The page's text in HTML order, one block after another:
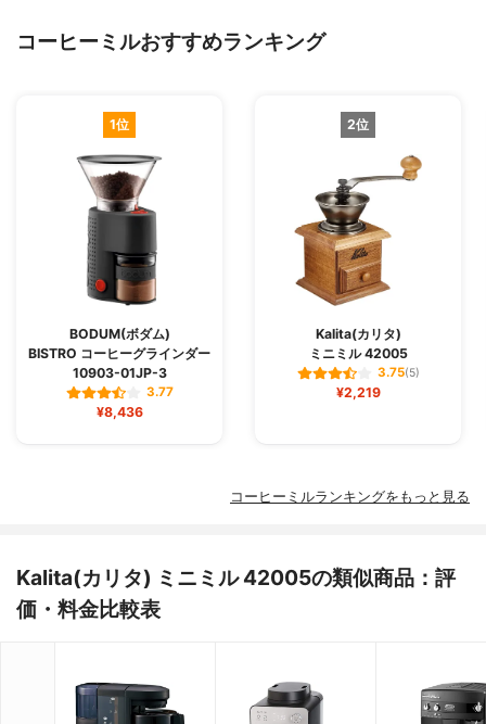
コーヒーミルおすすめランキング
1位
BODUM(ボダム)
BISTRO コーヒーグラインダー
10903-01JP-3
3.77
¥8,436
2位
Kalita(カリタ)
ミニミル 42005
3.75(5)
¥2,219
コーヒーミルランキングをもっと見る
Kalita(カリタ) ミニミル 42005の類似商品：評
価・料金比較表